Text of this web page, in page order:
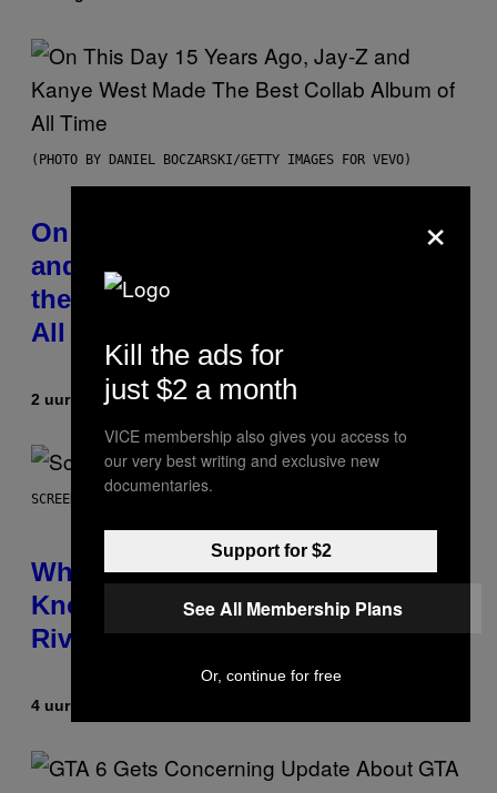
(PHOTO BY DANIEL BOCZARSKI/GETTY IMAGES FOR VEVO)
On This Day 15 Years Ago, Jay-Z
and Kanye West Dropped One of
the Best Collaborative Albums of
All Time
2 uur geledenDoorCaleb Catlin
SCREENSHOT: NETEASE
Who Is The Hood? Everything To
Know About The Newest Marvel
Rivals Character
4 uur geleden
×
Kill the ads for
just $2 a month
VICE membership also gives you access to
our very best writing and exclusive new
documentaries.
Support for $2
See All Membership Plans
Or, continue for free